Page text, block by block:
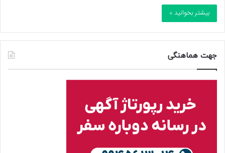
بیشتر بخوانید »
جهت هماهنگی